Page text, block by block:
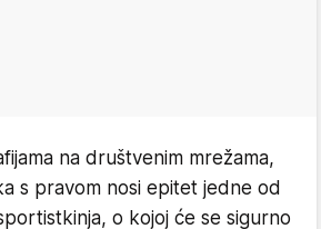
na društvenim mrežama,
s pravom nosi epitet jedne od
o kojoj će se sigurno